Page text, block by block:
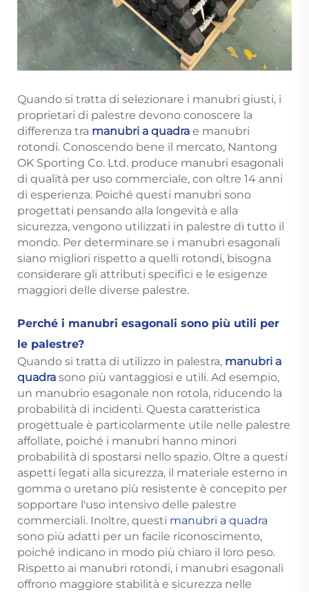
Quando si tratta di selezionare i manubri giusti, i
proprietari di palestre devono conoscere la
differenza tra manubri a quadra e manubri
rotondi. Conoscendo bene il mercato, Nantong
OK Sporting Co. Ltd. produce manubri esagonali
di qualità per uso commerciale, con oltre 14 anni
di esperienza. Poiché questi manubri sono
progettati pensando alla longevità e alla
sicurezza, vengono utilizzati in palestre di tutto il
mondo. Per determinare se i manubri esagonali
siano migliori rispetto a quelli rotondi, bisogna
considerare gli attributi specifici e le esigenze
maggiori delle diverse palestre.
Perché i manubri esagonali sono più utili per
le palestre?
Quando si tratta di utilizzo in palestra, manubri a
quadra sono più vantaggiosi e utili. Ad esempio,
un manubrio esagonale non rotola, riducendo la
probabilità di incidenti. Questa caratteristica
progettuale è particolarmente utile nelle palestre
affollate, poiché i manubri hanno minori
probabilità di spostarsi nello spazio. Oltre a questi
aspetti legati alla sicurezza, il materiale esterno in
gomma o uretano più resistente è concepito per
sopportare l'uso intensivo delle palestre
commerciali. Inoltre, questi manubri a quadra
sono più adatti per un facile riconoscimento,
poiché indicano in modo più chiaro il loro peso.
Rispetto ai manubri rotondi, i manubri esagonali
offrono maggiore stabilità e sicurezza nelle